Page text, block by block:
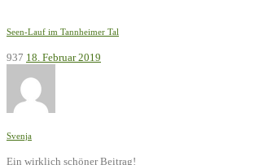
Seen-Lauf im Tannheimer Tal
937 18. Februar 2019
Svenja
Ein wirklich schöner Beitrag!